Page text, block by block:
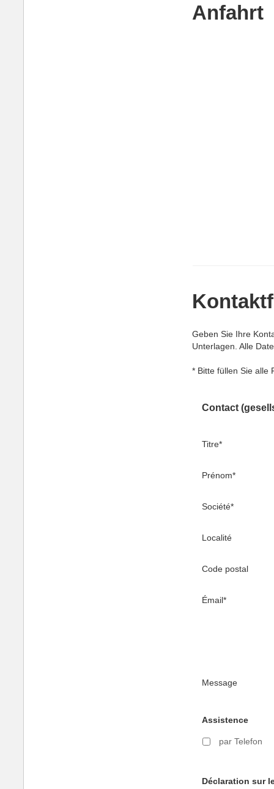
Anfahrt
Geben Sie Ihre
Unterlagen. Alle
* Bitte füllen Sie alle
Contact
Titre*
Prénom*
Société*
Localité
Code postal
Émail*
Message
Assistence
par Telefon
Déclaration sur